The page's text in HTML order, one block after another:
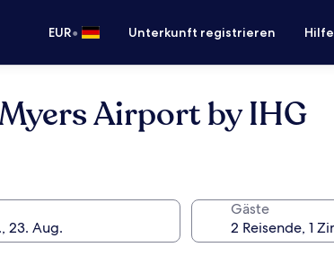
EUR• Unterkunft registrieren Hilfe
Airport by IHG
Gäste